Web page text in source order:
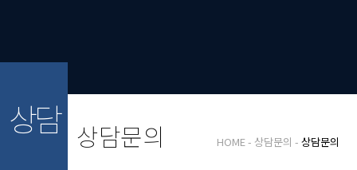
공지
상담 상담문의 HOME 상담문의 상담문의